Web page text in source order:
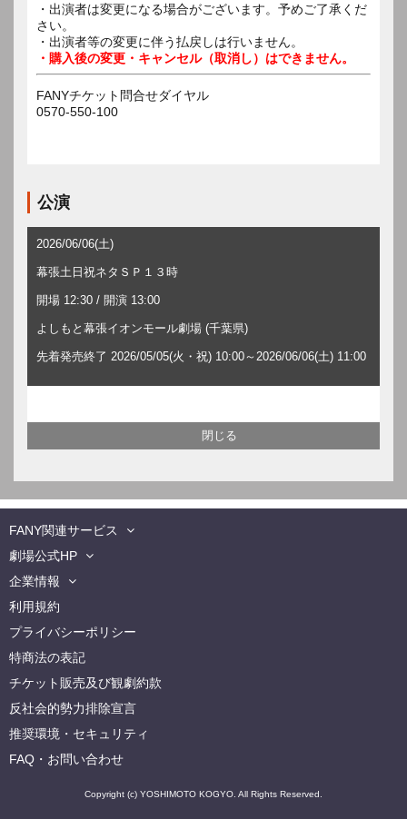
・出演者は変更になる場合がございます。予めご了承くだ
さい。
・出演者等の変更に伴う払戻しは行いません。
・購入後の変更・キャンセル（取消し）はできません。
FANYチケット問合せダイヤル
0570-550-100
公演
2026/06/06(土)
幕張土日祝ネタＳＰ１３時
開場 12:30 / 開演 13:00
よしもと幕張イオンモール劇場 (千葉県)
先着発売終了 2026/05/05(火・祝) 10:00～2026/06/06(土) 11:00
FANY関連サービス
劇場公式HP
企業情報
利用規約
プライバシーポリシー
特商法の表記
チケット販売及び観劇約款
反社会的勢力排除宣言
推奨環境・セキュリティ
FAQ・お問い合わせ
Copyright (c) YOSHIMOTO KOGYO. All Rights Reserved.